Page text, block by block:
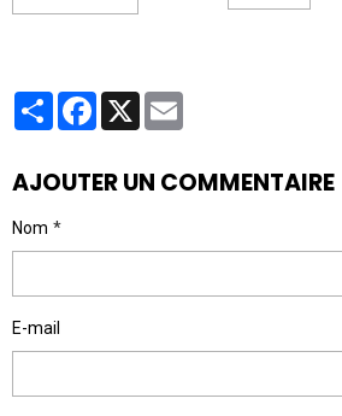
PartagerFacebook
X
AJOUTER UN COMMENTAIRE
Nom
E-mail